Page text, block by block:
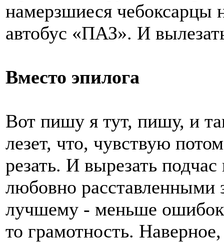
намерзшиеся чебоксарцы
автобус «ПАЗ». И
Вместо эпилога
Вот пишу я тут, пишу, и
лезет, что, чувствую
резать. И вырезать
любовно расставленными
лучшему - меньше
то грамотность.